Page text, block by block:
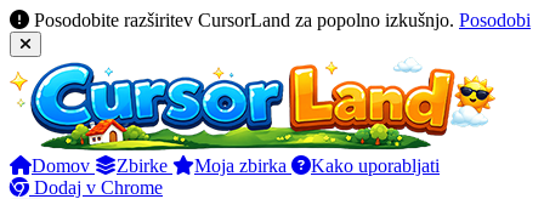
Posodobite razširitev CursorLand za popolno izkušnjo. Posodobi
Domov Zbirke Moja zbirka
Kako uporabljati
Dodaj v Chrome